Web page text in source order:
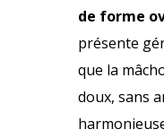
de forme
présente
que la
doux, sans